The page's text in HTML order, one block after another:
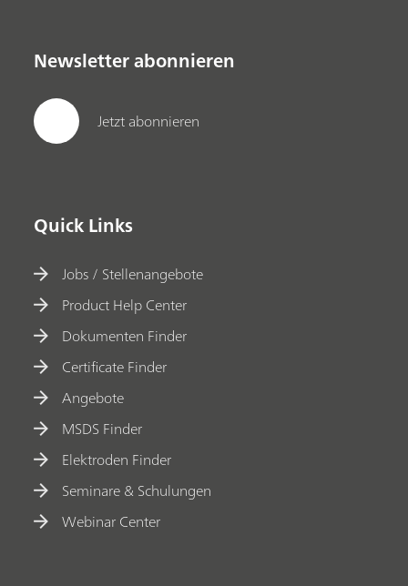
Newsletter abonnieren
Jetzt abonnieren
Quick Links
Jobs / Stellenangebote
Product Help Center
Dokumenten Finder
Certificate Finder
Angebote
MSDS Finder
Elektroden Finder
Seminare & Schulungen
Webinar Center